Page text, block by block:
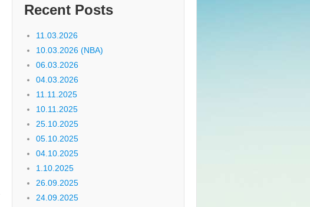
Recent Posts
11.03.2026
10.03.2026 (NBA)
06.03.2026
04.03.2026
11.11.2025
10.11.2025
25.10.2025
05.10.2025
04.10.2025
1.10.2025
26.09.2025
24.09.2025